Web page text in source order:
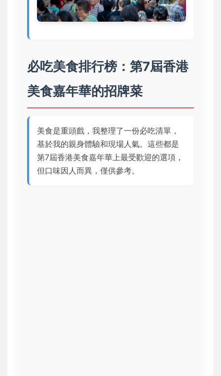
必吃美食排行榜：第7屆香港
美食嘉年華的招牌菜
美食是重頭戲，我整理了一份必吃清單，
基於我的親身體驗和現場人氣。這些都是
第7屆香港美食嘉年華上最受歡迎的選項，
但口味因人而異，僅供參考。